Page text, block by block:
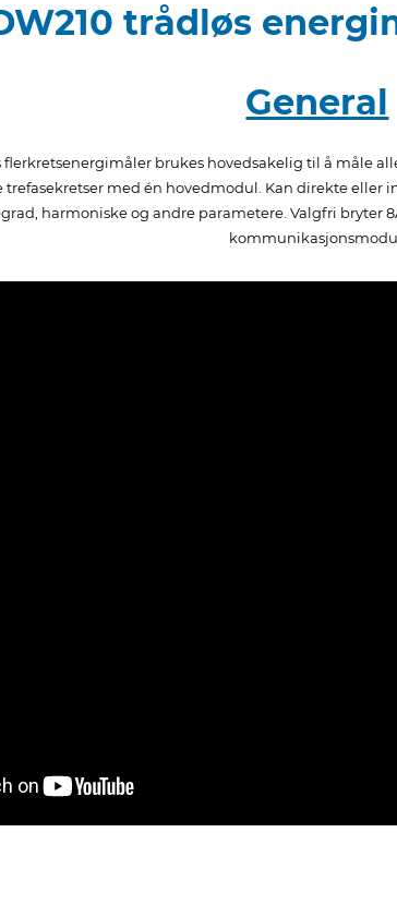
trådløs
General
flerkretsenergimåler brukes hovedsakelig til å måle
med én hovedmodul. Kan direkte eller
harmoniske og andre parametere. Valgfri bryter